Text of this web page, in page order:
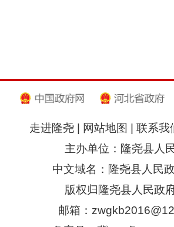
走进隆尧| 网站地图 联系我
主办单位：隆尧县人
中文域名：隆尧县人民
版权归隆尧县人民政
邮箱：